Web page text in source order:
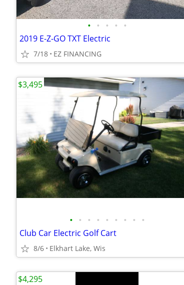
• • • • •
2019 E-Z-GO TXT Electric
7/18 EZ FINANCING
• • • • • • • • •
Club Car Electric Golf Cart
8/6 Elkhart Lake, Wis
$3,495
$4,295